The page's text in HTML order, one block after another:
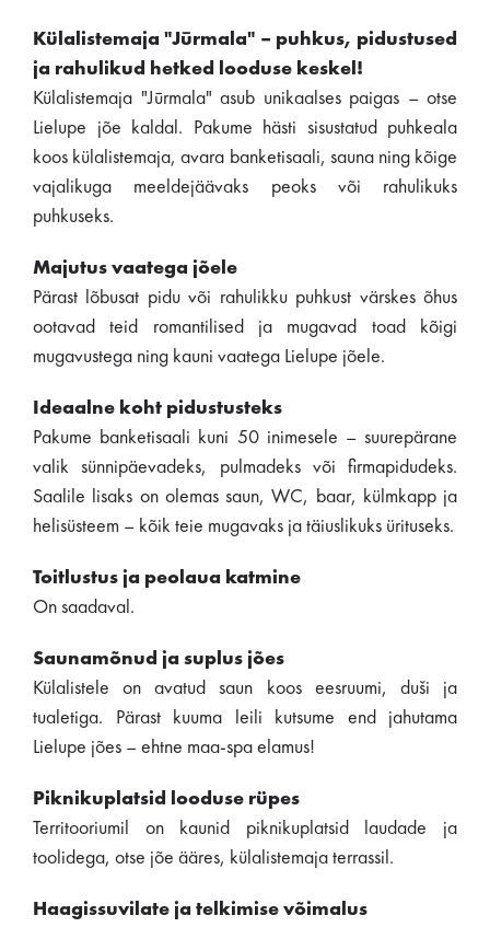
Külalistemaja "Jūrmala" – puhkus, pidustused
ja rahulikud hetked looduse keskel!
Külalistemaja "Jūrmala" asub unikaalses paigas – otse
Lielupe jõe kaldal. Pakume hästi sisustatud puhkeala
koos külalistemaja, avara banketisaali, sauna ning kõige
vajalikuga meeldejäävaks peoks või rahulikuks
puhkuseks.
Majutus vaatega jõele
Pärast lõbusat pidu või rahulikku puhkust värskes õhus
ootavad teid romantilised ja mugavad toad kõigi
mugavustega ning kauni vaatega Lielupe jõele.
Ideaalne koht pidustusteks
Pakume banketisaali kuni 50 inimesele – suurepärane
valik sünnipäevadeks, pulmadeks või firmapidudeks.
Saalile lisaks on olemas saun, WC, baar, külmkapp ja
helisüsteem – kõik teie mugavaks ja täiuslikuks ürituseks.
Toitlustus ja peolaua katmine
On saadaval.
Saunamõnud ja suplus jões
Külalistele on avatud saun koos eesruumi, duši ja
tualetiga. Pärast kuuma leili kutsume end jahutama
Lielupe jões – ehtne maa-spa elamus!
Piknikuplatsid looduse rüpes
Territooriumil on kaunid piknikuplatsid laudade ja
toolidega, otse jõe ääres, külalistemaja terrassil.
Haagissuvilate ja telkimise võimalus